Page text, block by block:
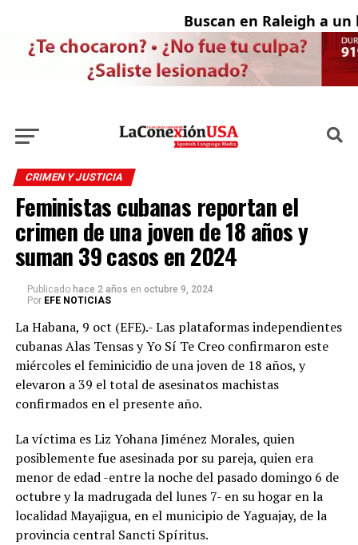
Buscan en Raleigh a un
CRIMEN Y JUSTICIA
Feministas cubanas reportan el
crimen de una joven de 18 años y
suman 39 casos en 2024
Publicado hace 2 años en octubre 9, 2024
Por EFE NOTICIAS
La Habana, 9 oct (EFE).- Las plataformas independientes
cubanas Alas Tensas y Yo Sí Te Creo confirmaron este
miércoles el feminicidio de una joven de 18 años, y
elevaron a 39 el total de asesinatos machistas
confirmados en el presente año.
La víctima es Liz Yohana Jiménez Morales, quien
posiblemente fue asesinada por su pareja, quien era
menor de edad -entre la noche del pasado domingo 6 de
octubre y la madrugada del lunes 7- en su hogar en la
localidad Mayajigua, en el municipio de Yaguajay, de la
provincia central Sancti Spíritus.